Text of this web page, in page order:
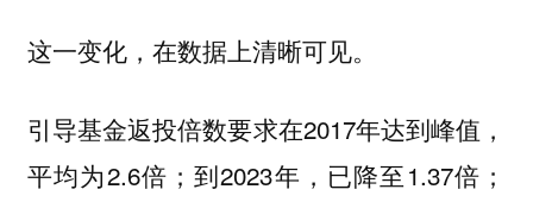
这一变化，在数据上清晰可见。
引导基金返投倍数要求在2017年达到峰值，
平均为2.6倍；到2023年，已降至1.37倍；